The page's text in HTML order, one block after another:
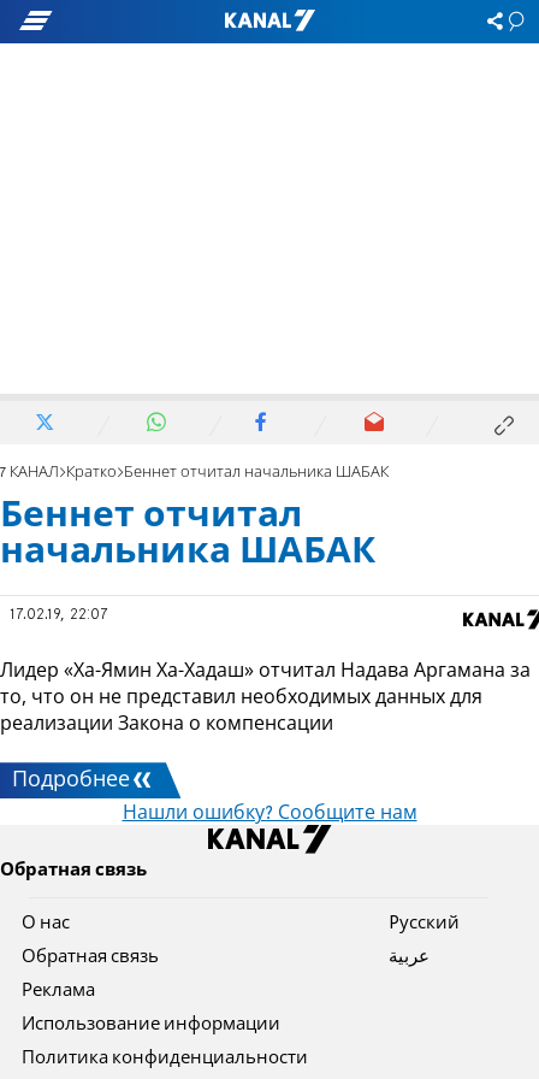
7 КАНАЛ Кратко Беннет отчитал начальника ШАБАК
Беннет отчитал
начальника ШАБАК
17.02.19, 22:07
Лидер «Ха-Ямин Ха-Хадаш» отчитал Надава Аргамана за
то, что он не представил необходимых данных для
реализации Закона о компенсации
Подробнее
Нашли ошибку? Сообщите нам
Обратная связь
О нас
Обратная связь
Реклама
Использование информации
Политика конфиденциальности
Pусский
عربية